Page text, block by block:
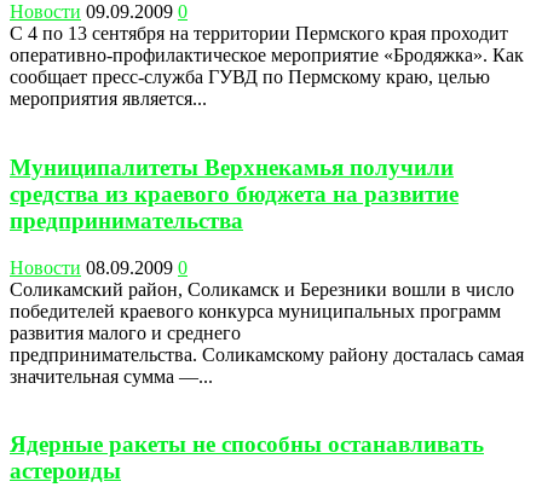
Новости 09.09.2009 0
С 4 по 13 сентября на территории Пермского края проходит
оперативно-профилактическое мероприятие «Бродяжка». Как
сообщает пресс-служба ГУВД по Пермскому краю, целью
мероприятия является...
Муниципалитеты Верхнекамья получили
средства из краевого бюджета на развитие
предпринимательства
Новости 08.09.2009 0
Соликамский район, Соликамск и Березники вошли в число
победителей краевого конкурса муниципальных программ
развития малого и среднего
предпринимательства. Соликамскому району досталась самая
значительная сумма —...
Ядерные ракеты не способны останавливать
астероиды